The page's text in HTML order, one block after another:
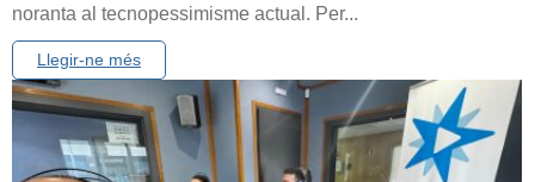
noranta al tecnopessimisme actual. Per...
Llegir-ne més